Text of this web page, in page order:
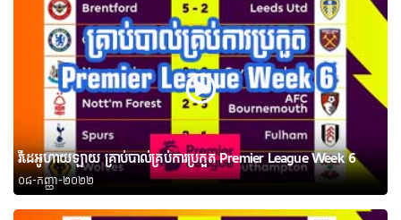
វីដេអូហាយឡាយ គ្រាប់បាល់គ្រប់ការប្រកួត Premier League Week 6
០៨-កញ្ញា-២០២២